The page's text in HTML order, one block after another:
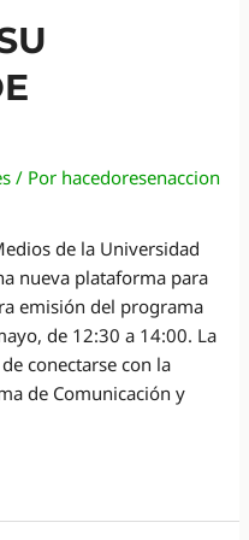
/ Por hacedoresenaccion
de la Universidad
nueva plataforma para
emisión del programa
de 12:30 a 14:00. La
conectarse con la
de Comunicación y